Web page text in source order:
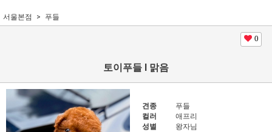
서울본점 푸들
0
토이푸들 l 맑음
견종
푸들
컬러
애프리
성별
왕자님